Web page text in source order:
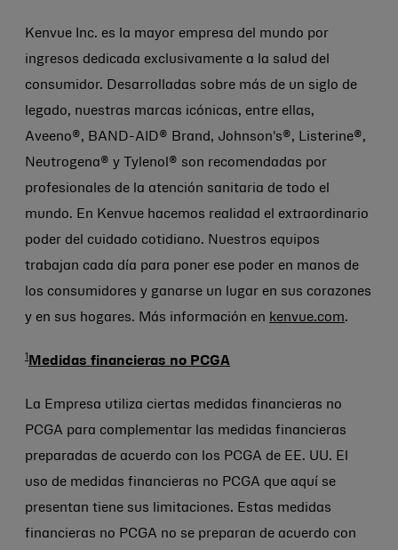
Kenvue Inc. es la mayor empresa del mundo por
ingresos dedicada exclusivamente a la salud del
consumidor. Desarrolladas sobre más de un siglo de
legado, nuestras marcas icónicas, entre ellas,
Aveeno®, BAND-AID® Brand, Johnson's®, Listerine®,
Neutrogena® y Tylenol® son recomendadas por
profesionales de la atención sanitaria de todo el
mundo. En Kenvue hacemos realidad el extraordinario
poder del cuidado cotidiano. Nuestros equipos
trabajan cada día para poner ese poder en manos de
los consumidores y ganarse un lugar en sus corazones
y en sus hogares. Más información en kenvue.com.
1 Medidas financieras no PCGA
La Empresa utiliza ciertas medidas financieras no
PCGA para complementar las medidas financieras
preparadas de acuerdo con los PCGA de EE. UU. El
uso de medidas financieras no PCGA que aquí se
presentan tiene sus limitaciones. Estas medidas
financieras no PCGA no se preparan de acuerdo con